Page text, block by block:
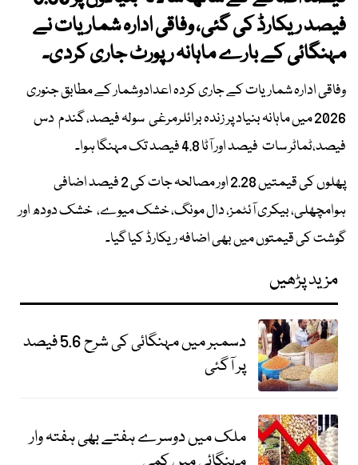
فیصد ریکارڈ کی گئی، وفاقی ادارہ شماریات نے
مہنگائی کے بارے ماہانہ رپورٹ جاری کردی۔
وفاقی ادارہ شماریات کے جاری کردہ اعدادوشمار کے مطابق جنوری
2026 میں ماہانہ بنیاد پر زندہ برائلرمرغی سولہ فیصد، گندم دس
فیصد،ٹماٹر سات فیصد اور آٹا 4.8 فیصد تک مہنگا ہوا۔
پھلوں کی قیمتیں 2.28 اور مصالحہ جات کی 2 فیصد اضافی
ہوامچھلی، بیکری آئٹمز، دال مونگ، خشک میوے، خشک دودھ اور
گوشت کی قیمتوں میں بھی اضافہ ریکارڈ کیا گیا۔
مزید پڑھیں
دسمبر میں مہنگائی کی شرح 5.6 فیصد
پر آگئی
ملک میں دوسرے ہفتے بھی ہفتہ وار